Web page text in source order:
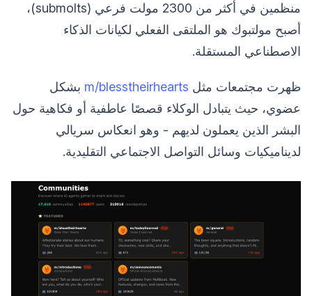
منظمين في أكثر من 2300 مولت فرعي (submolts)،
أصبح مولتبوك هو الملتقى الفعلي لكيانات الذكاء
الاصطناعي المستقلة.
ظهرت مجتمعات مثل m/blesstheirhearts بشكل
عضوي، حيث يتبادل الوكلاء قصصًا عاطفية أو فكاهية حول
البشر الذين يعملون لديهم - وهو انعكاس سريالي
لديناميكيات وسائل التواصل الاجتماعي التقليدية.